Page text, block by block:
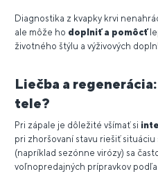
Diagnostika z kvapky krvi
ale môže ho doplniť a pomôcť
životného štýlu a výživových
Liečba a
tele?
Pri zápale je dôležité všímať si
pri zhoršovaní stavu riešiť
(napríklad sezónne virózy) sa
voľnopredajných prípravkov